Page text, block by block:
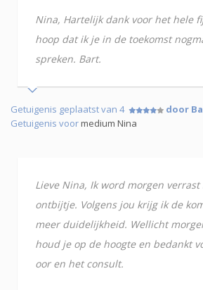
Nina, Hartelijk dank voor het hele
hoop dat ik je in de toekomst
spreken. Bart.
Getuigenis geplaatst van 4
door
Getuigenis voormedium Nina
Lieve Nina, Ik word morgen verrast
ontbijtje. Volgens jou krijg ik de
meer duidelijkheid. Wellicht
houd je op de hoogte en bedankt
oor en het consult.